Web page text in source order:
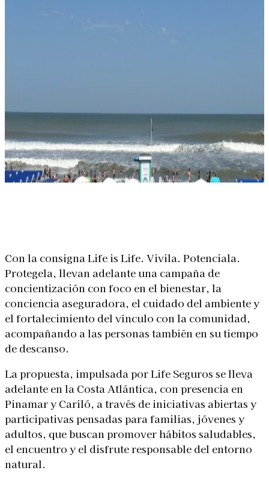
Con la consigna Life is Life. Vivila. Potenciala.
Protegela, llevan adelante una campaña de
concientización con foco en el bienestar, la
conciencia aseguradora, el cuidado del ambiente y
el fortalecimiento del vínculo con la comunidad,
acompañando a las personas también en su tiempo
de descanso.
La propuesta, impulsada por Life Seguros se lleva
adelante en la Costa Atlántica, con presencia en
Pinamar y Cariló, a través de iniciativas abiertas y
participativas pensadas para familias, jóvenes y
adultos, que buscan promover hábitos saludables,
el encuentro y el disfrute responsable del entorno
natural.